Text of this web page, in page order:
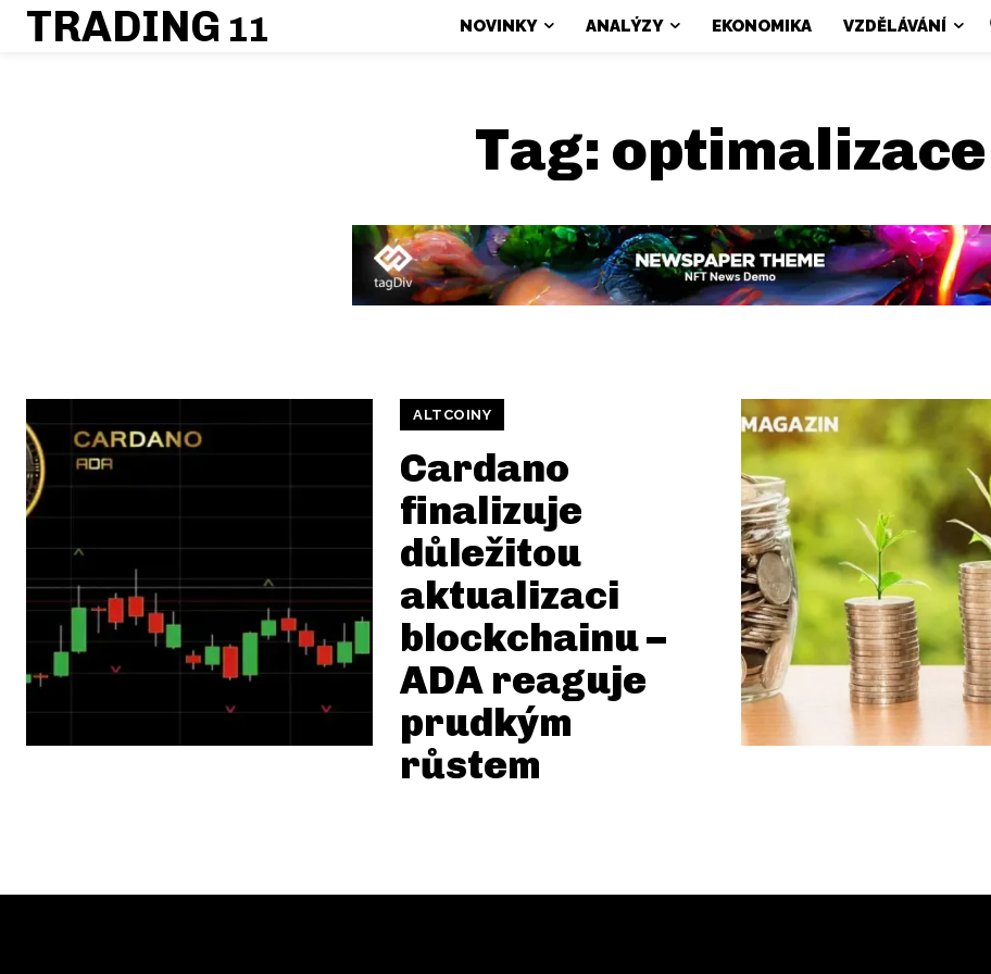
TRADING 11 NOVINKY ANALÝZY EKONOMIKA VZDĚLÁVÁNÍ
Tag: optimalizace
ALTCOINY
Cardano
finalizuje
důležitou
aktualizaci
blockchainu –
ADA reaguje
prudkým
růstem